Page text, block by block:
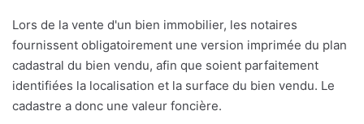
Lors de la vente d'un bien immobilier, les notaires
fournissent obligatoirement une version imprimée du plan
cadastral du bien vendu, afin que soient parfaitement
identifiées la localisation et la surface du bien vendu. Le
cadastre a donc une valeur foncière.